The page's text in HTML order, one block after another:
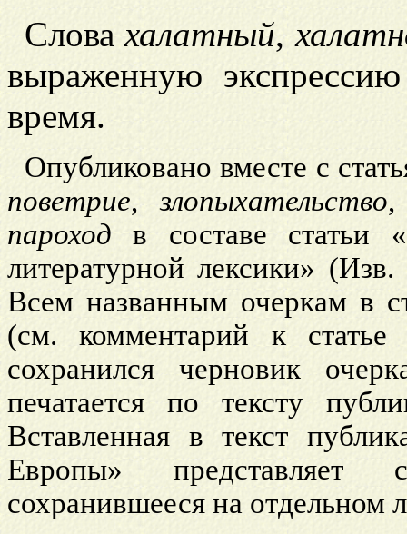
Словахалатный,
выраженную
время.
Опубликовано вместе с
поветрие,злопыхательство
пароход в составе статьи
литературной лексики»
Всем названным очеркам в
(см. комментарий к статье
сохранился черновик
печатается по тексту
Вставленная в текст
Европы» представляет
сохранившееся на отдельном